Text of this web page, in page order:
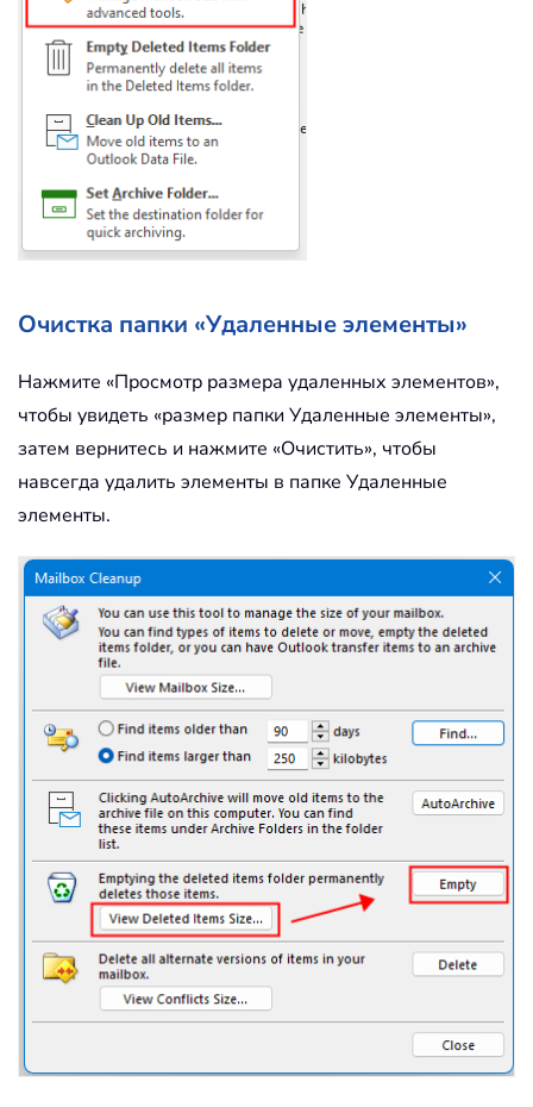
Очистка папки «Удаленные элементы»
Нажмите «Просмотр размера удаленных элементов»,
чтобы увидеть «размер папки Удаленные элементы»,
затем вернитесь и нажмите «Очистить», чтобы
навсегда удалить элементы в папке Удаленные
элементы.